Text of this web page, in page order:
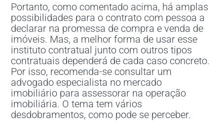
Portanto, como comentado acima, há amplas
possibilidades para o contrato com pessoa a
declarar na promessa de compra e venda de
imóveis. Mas, a melhor forma de usar esse
instituto contratual junto com outros tipos
contratuais dependerá de cada caso concreto.
Por isso, recomenda-se consultar um
advogado especialista no mercado
imobiliário para assessorar na operação
imobiliária. O tema tem vários
desdobramentos, como pode se perceber.